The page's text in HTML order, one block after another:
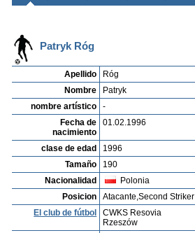
Patryk Róg
Apellido
Róg
Nombre
Patryk
nombre artístico
-
Fecha de
nacimiento
01.02.1996
clase de edad
1996
Tamaño
190
Nacionalidad
Polonia
Posicion
Atacante,Second Striker
El club de fútbol
CWKS Resovia
Rzeszów